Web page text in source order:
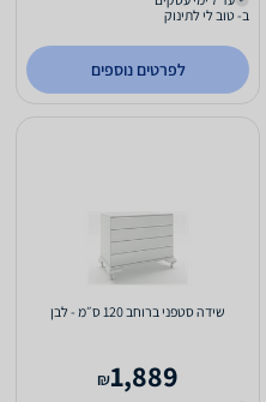
ב- טוב לי לתינוק
לפרטים נוספים
שידה סטפני ברוחב 120 ס״מ - לבן
1,889
₪